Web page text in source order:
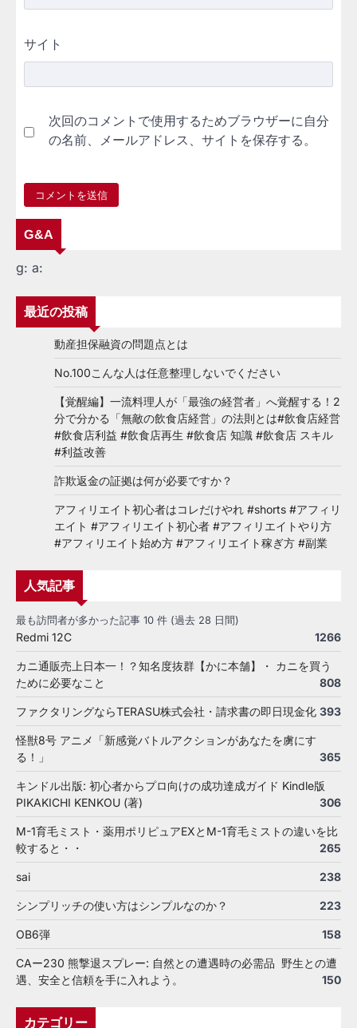
サイト
次回のコメントで使用するためブラウザーに自分
の名前、メールアドレス、サイトを保存する。
G&A
g: a:
最近の投稿
動産担保融資の問題点とは
No.100こんな人は任意整理しないでください
【覚醒編】一流料理人が「最強の経営者」へ覚醒する！2
分で分かる「無敵の飲食店経営」の法則とは#飲食店経営
#飲食店利益 #飲食店再生 #飲食店 知識 #飲食店 スキル
#利益改善
詐欺返金の証拠は何が必要ですか？
アフィリエイト初心者はコレだけやれ #shorts #アフィリ
エイト #アフィリエイト初心者 #アフィリエイトやり方
#アフィリエイト始め方 #アフィリエイト稼ぎ方 #副業
人気記事
最も訪問者が多かった記事 10 件 (過去 28 日間)
Redmi 12C 1266
カニ通販売上日本一！？知名度抜群【かに本舗】・ カニを買う
ために必要なこと
808
ファクタリングならTERASU株式会社・請求書の即日現金化 393
怪獣8号 アニメ「新感覚バトルアクションがあなたを虜にす
る！」
365
キンドル出版: 初心者からプロ向けの成功達成ガイド Kindle版
PIKAKICHI KENKOU (著)
306
M-1育毛ミスト・薬用ポリピュアEXとM-1育毛ミストの違いを比
較すると・・
265
sai 238
シンプリッチの使い方はシンプルなのか？ 223
OB6弾 158
CAー230 熊撃退スプレー: 自然との遭遇時の必需品 野生との遭
遇、安全と信頼を手に入れよう。
150
カテゴリー